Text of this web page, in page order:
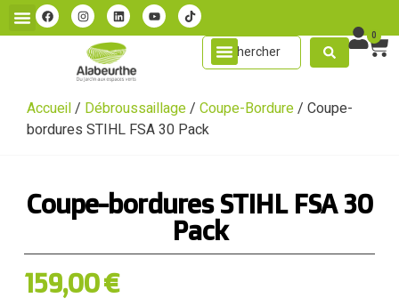
0
Accueil/ Débroussaillage/ Coupe-Bordure/ Coupe-
bordures STIHL FSA 30 Pack
Coupe-bordures STIHL FSA 30
Pack
159,00€